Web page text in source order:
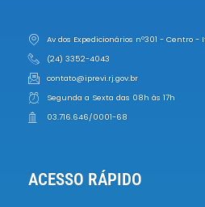
Av dos Expedicionários nº301 - Centro -
(24) 3352-4043
contato@iprevi.rj.gov.br
Segunda a Sexta das 08h às 17h
03.716.646/0001-68
ACESSO RÁPIDO